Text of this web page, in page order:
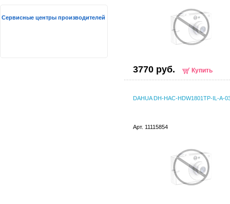
3770 руб. Купить
DAHUA DH-HAC-HDW1801TP-IL-A-
Арт. 11115854
Сервисные центры производителей